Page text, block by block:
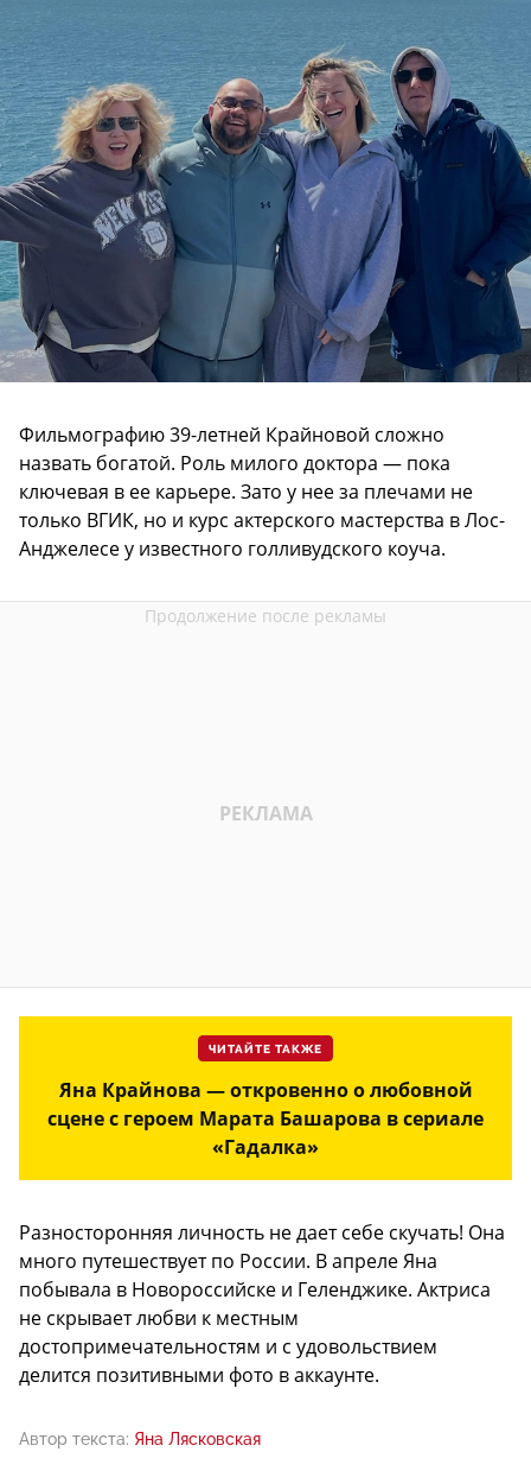
Фильмографию 39-летней Крайновой сложно
назвать богатой. Роль милого доктора — пока
ключевая в ее карьере. Зато у нее за плечами не
только ВГИК, но и курс актерского мастерства в Лос-
Анджелесе у известного голливудского коуча.
ЧИТАЙТЕ ТАКЖЕ
Яна Крайнова — откровенно о любовной
сцене с героем Марата Башарова в сериале
«Гадалка»
Разносторонняя личность не дает себе скучать! Она
много путешествует по России. В апреле Яна
побывала в Новороссийске и Геленджике. Актриса
не скрывает любви к местным
достопримечательностям и с удовольствием
делится позитивными фото в аккаунте.
Автор текста: Яна Лясковская